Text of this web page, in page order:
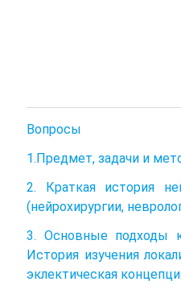
Вопросы
1.Предмет, задачи и
2. Краткая история
(нейрохирургии,
3. Основные подходы
История изучения
эклектическая